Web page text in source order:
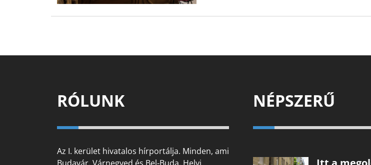
RÓLUNK
Az I. kerület hivatalos hírportálja. Minden, ami
NÉPSZERŰ